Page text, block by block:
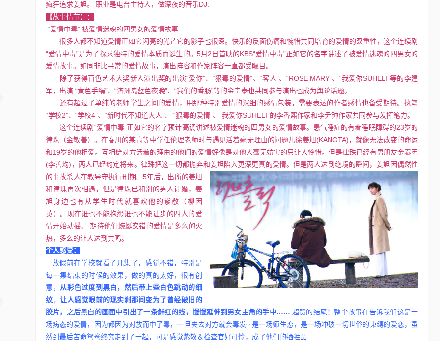
疯狂追求姜旭。 职业是电台主持人，做深夜的音乐DJ.
【故事情节】：
“爱情中毒” 被爱情迷魂的四男女的爱情故事
很多人都不知道爱情正如它闪亮的光芒它的影子也很深。快乐的反面伤痛和惋惜共同培育的爱情的双重性，这个连续剧
“爱情中毒”是为了探求独特的爱情本质而诞生的。5月2日首映的KBS“爱情中毒”正如它的名字讲述了被爱情迷魂的四男女的
爱情故事。如同非比寻常的爱情故事，演出阵容和作家阵容一直都受瞩目。
除了获得百色艺术大奖新人演出奖的出演“爱你”、“狠毒的爱情”、“客人”、“ROSE MARY”、“我爱你SUHELI”等的李建
军，出演 “黄色手绢”、“济洲岛蓝色夜晚”、“我们的香肠”等的金圭泰也共同参与演出也成为舆论话题。
还有超过了单纯的老师学生之间的爱情，用那种特别爱情的深细的感情包装，需要表达的作者感情也备受期待。执笔
“学校2”、“学校4”、“新时代不知道大人”、 “狠毒的爱情”、“我爱你SUHELI”的李香熙作家和李尹钟作家共同参与发挥笔力。
这个连续剧“爱情中毒”正如它的名字预计高调讲述被爱情迷魂的四男女的爱情故事。患气睡症的有着睡眠障碍的23岁的
律珠（金敏善）。在春川的某高等中学任伦理老师时与遇见活着毫无理由的问题儿徐姜旭(KANGTA)，就像无法改变的命运
和19岁的他相爱。互相给对方活着的理由的他们的爱情好像是对他人毫无妨害的只让人怜惜。但是律珠已经有男朋友金泰宪
(李善均)，两人已经约定将来。律珠把这一切都抛弃和姜旭陷入更深更真的爱情。但是两人达到绝境的瞬间，姜旭因偶然性
的事故杀人在教导守执行刑期。5年后，出所的姜旭
和律珠再次相遇，但是律珠已和别的男人订婚，姜
旭身边也有从学生时代就喜欢他的紫敬（柳因
英）。现在谁也不能抱怨谁也不能让步的四人的爱
情开始动摇。 期待他们蜿蜒交错的爱情是多么的火
热，多么的让人达到共鸣。
个人感受：
放假前在学校就看了几集了，感觉不错，特别是
每一集结束的时候的效果，做的真的太好，很有创
意， 从彩色过度到黑白，然后带上些白色跳动的细
纹，让人感觉眼前的现实刹那间变为了曾经破旧的
胶片，之后黑白的画面中引出了一条鲜红的线，慢慢延伸到男女主角的手中…… 超赞的结尾！整个故事在告诉我们这是一
场病态的爱情，因为都因为对放而中了毒，一旦失去对方就会毒发~ 是一场师生恋，是一场冲破一切世俗的束缚的爱恋，虽
然到最后苦命鸳鸯终究走到了一起，可是感觉紫敬＆检查官好可怜，成了他们的牺牲品……